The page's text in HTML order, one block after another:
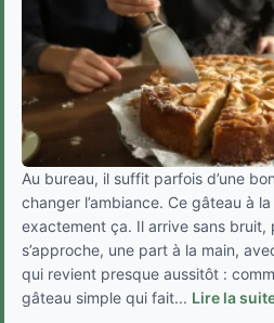
Au bureau, il suffit parfois d’une
changer l’ambiance. Ce gâteau à
exactement ça. Il arrive sans bruit,
s’approche, une part à la main,
qui revient presque aussitôt :
gâteau simple qui fait... Lire la